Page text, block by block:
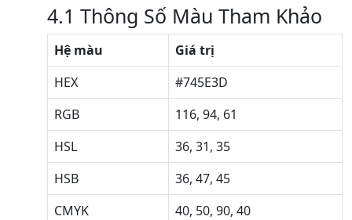
4.1 Thông Số Màu Tham Khảo
Hệ màu
Giá trị
HEX
#745E3D
RGB
116, 94, 61
HSL
36, 31, 35
HSB
36, 47, 45
CMYK
40, 50, 90, 40